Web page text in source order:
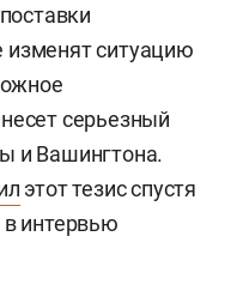
изменят ситуацию
серьезный
и Вашингтона.
этот тезис спустя
интервью